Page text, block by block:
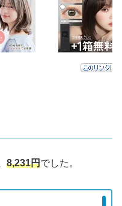
8,231円でした。